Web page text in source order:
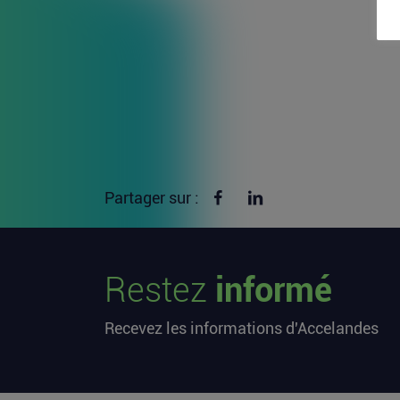
Partager sur : Partager sur Facebook
Restez informé
Recevez les informations d'Accelandes